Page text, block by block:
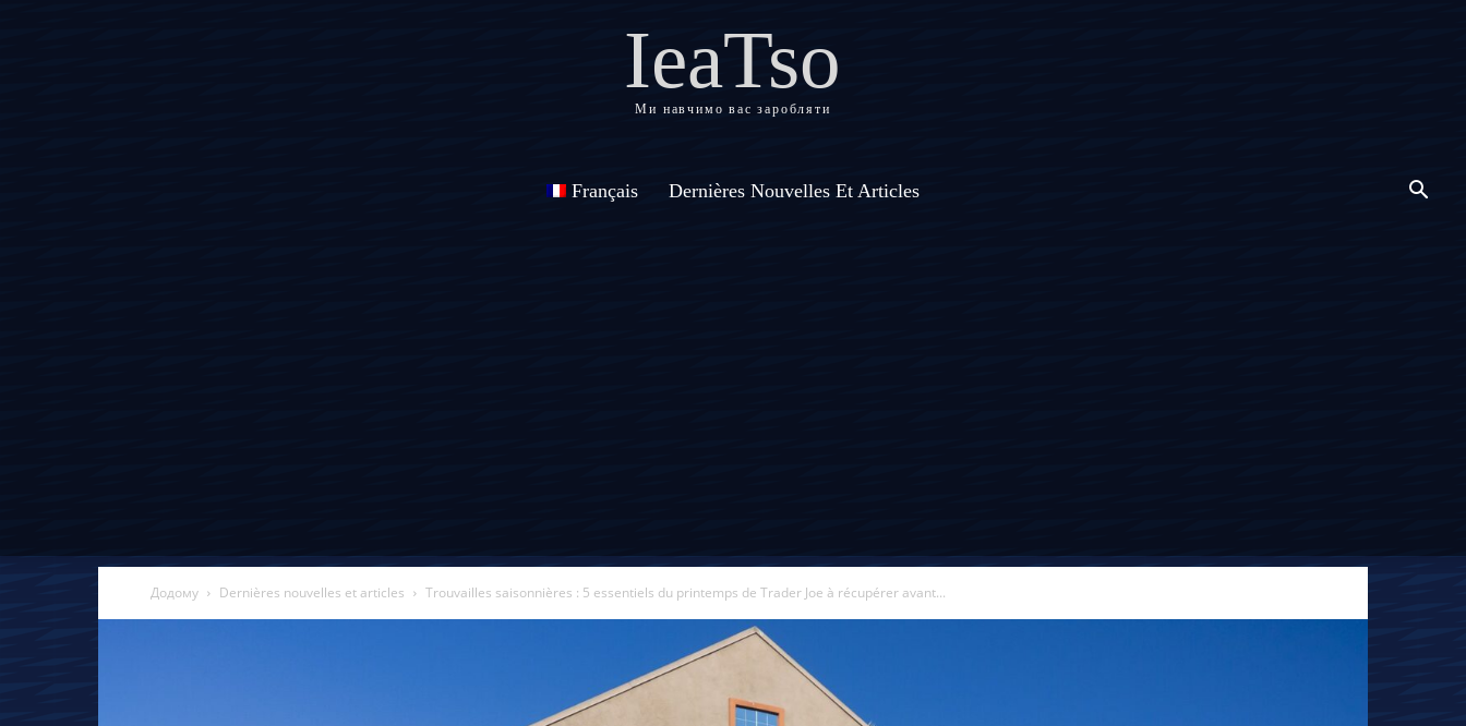
IeaTso
Ми навчимо вас заробляти
Français Dernières Nouvelles Et Articles
Додому Dernières nouvelles et articles Trouvailles saisonnières : 5 essentiels du printemps de Trader Joe à récupérer avant...